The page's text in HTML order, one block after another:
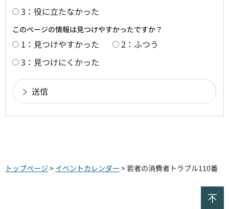
3：役に立たなかった
このページの情報は見つけやすかったですか？
1：見つけやすかった
2：ふつう
3：見つけにくかった
トップページ > イベントカレンダー > 若者の消費者トラブル110番